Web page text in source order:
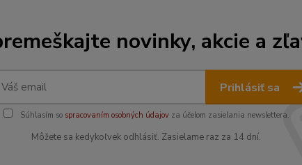
novinky, akcie a
Prihlásiť sa
Súhlasím so spracovaním osobných údajovza účelom zasielania newslettera.
Môžete sa kedykoľvek odhlásiť. Zasielame raz za 14 dní.